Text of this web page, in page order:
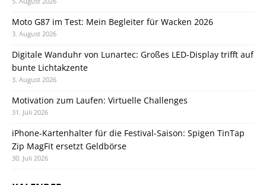
Moto G87 im Test: Mein Begleiter für Wacken 2026
3. August 2026
Digitale Wanduhr von Lunartec: Großes LED-Display trifft auf
bunte Lichtakzente
3. August 2026
Motivation zum Laufen: Virtuelle Challenges
31. Juli 2026
iPhone-Kartenhalter für die Festival-Saison: Spigen TinTap
Zip MagFit ersetzt Geldbörse
30. Juli 2026